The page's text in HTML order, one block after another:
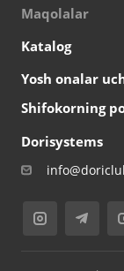
Maqolalar
Katalog
Yosh onalar
Shifokorning
Dorisystems